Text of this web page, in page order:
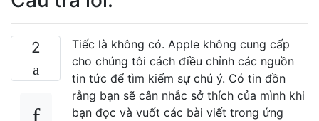
2
Tiếc là không có. Apple không cung cấp
cho chúng tôi cách điều chỉnh các nguồn
tin tức để tìm kiếm sự chú ý. Có tin đồn
rằng bạn sẽ cân nhắc sở thích của mình khi
bạn đọc và vuốt các bài viết trong ứng